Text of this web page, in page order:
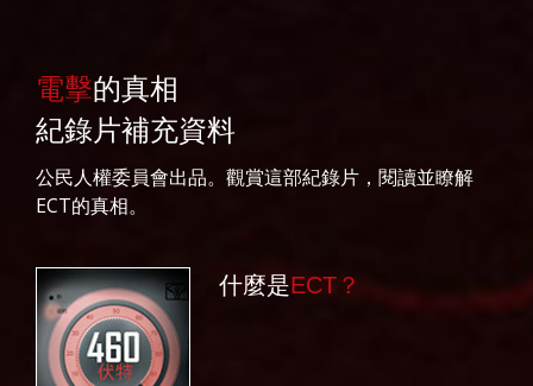
電擊的真相
紀錄片補充資料
公民人權委員會出品。觀賞這部紀錄片，閱讀並瞭解
ECT的真相。
什麼是ECT？